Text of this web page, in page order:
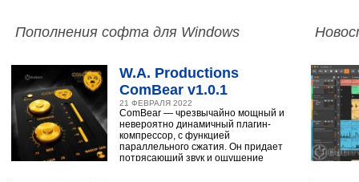
Пополнения софта для Windows
W.A. Productions
ComBear v1.0.1
21 ФЕВРАЛЯ 2022
ComBear — чрезвычайно мощный и
невероятно динамичный плагин-
компрессор, с функцией
параллельного сжатия. Он придает
потрясающий звук и ощущение